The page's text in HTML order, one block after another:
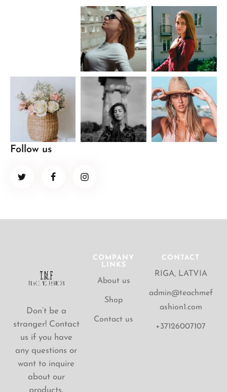
Follow us
Don’t be a
stranger! Contact
us if you have
any questions or
want to inquire
about our
COMPANY
LINKS
About us
Shop
Contact us
CONTACT
RIGA, LATVIA
admin@teachmef
ashion1.com
+37126007107